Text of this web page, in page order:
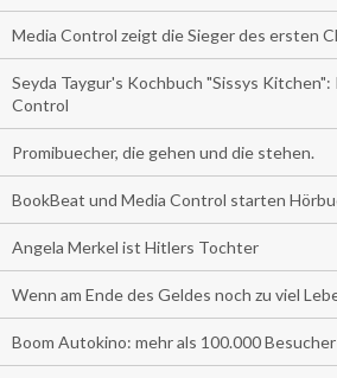
Media Control zeigt die Sieger des ersten
Seyda Taygur's Kochbuch "Sissys Kitchen":
Control
Promibuecher, die gehen und die stehen.
BookBeat und Media Control starten
Angela Merkel ist Hitlers Tochter
Wenn am Ende des Geldes noch zu viel
Boom Autokino: mehr als 100.000